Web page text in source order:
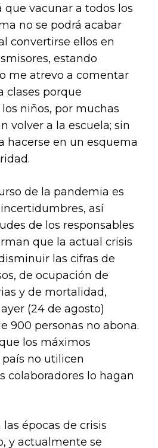
que vacunar a todos los
no se podrá acabar
convertirse ellos en
estando
me atrevo a comentar
clases porque
niños, por muchas
volver a la escuela; sin
hacerse en un esquema
de la pandemia es
así
de los responsables
que la actual crisis
las cifras de
de ocupación de
y de mortalidad,
(24 de agosto)
900 personas no abona.
los máximos
no utilicen
colaboradores lo hagan
épocas de crisis
y actualmente se